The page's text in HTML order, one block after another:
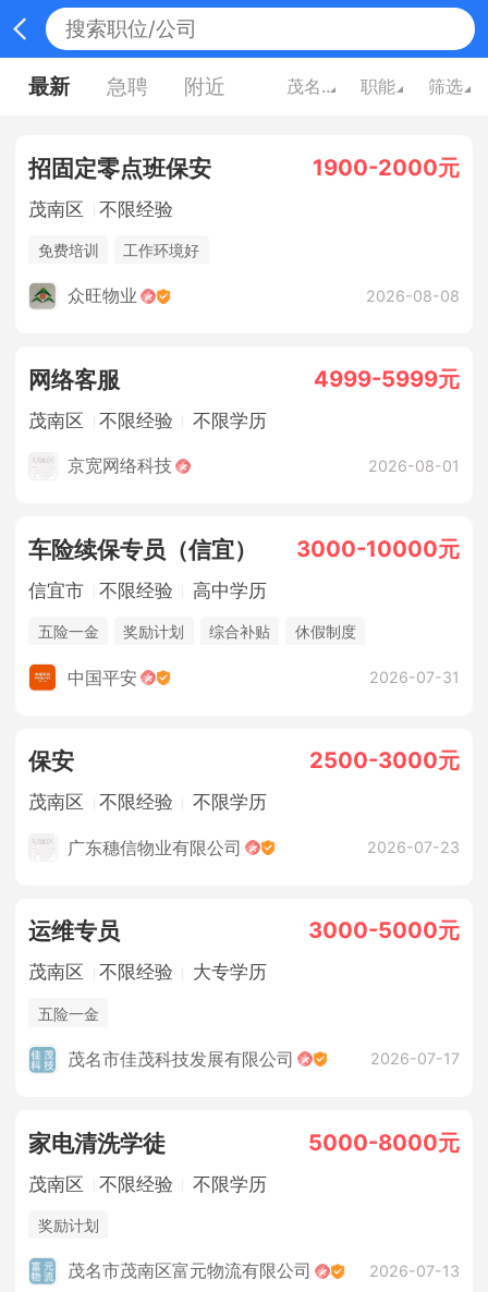
最新 急聘 附近 茂名广东 职能 筛选
招固定零点班保安 1900-2000元
茂南区 不限经验
免费培训 工作环境好
众旺物业 2026-08-08
网络客服 4999-5999元
茂南区 不限经验 不限学历
京宽网络科技 2026-08-01
车险续保专员（信宜） 3000-10000元
信宜市 不限经验 高中学历
五险一金 奖励计划 综合补贴
休假制度
法定节假日
中国平安 2026-07-31
保安 2500-3000元
茂南区 不限经验 不限学历
广东穗信物业有限公司 2026-07-23
运维专员 3000-5000元
茂南区 不限经验 大专学历
五险一金
茂名市佳茂科技发展有限公司 2026-07-17
家电清洗学徒 5000-8000元
茂南区 不限经验 不限学历
奖励计划
茂名市茂南区富元物流有限公司 2026-07-13